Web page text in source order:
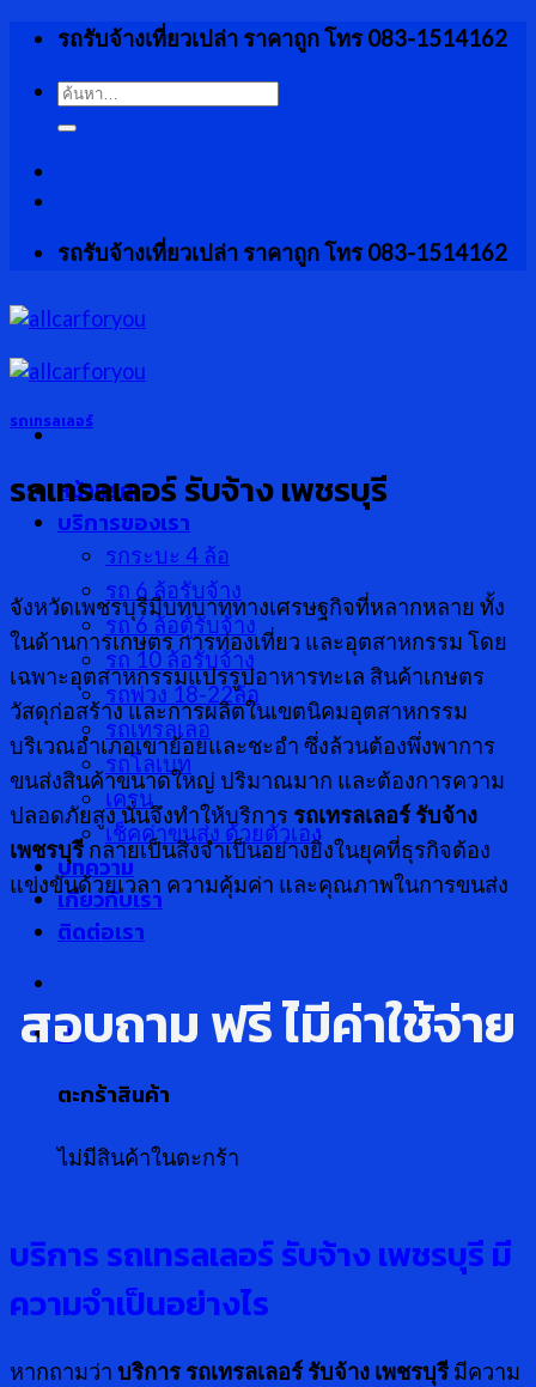
Skip
content
รถรับจ้างเที่ยวเปล่า ราคาถูก โทร 083-1514162
ค้นหา:
รถรับจ้างเที่ยวเปล่า ราคาถูก โทร 083-1514162
หน้าแรก
บริการของเรา
รกระบะ 4 ล้อ
รถ 6 ล้อรับจ้าง
รถ 6 ล้อตู้รับจ้าง
รถ 10 ล้อรับจ้าง
รถพ่วง 18-22ล้อ
รถเทรลเลอ
รถโลเบท
เครน
เช็คค่าขนส่ง ด้วยตัวเอง
บทความ
เกี่ยวกับเรา
ติดต่อเรา
0
ตะกร้าสินค้า
ไม่มีสินค้าในตะกร้า
รถเทรลเลอร์
รถเทรลเลอร์ รับจ้าง เพชรบุรี
จังหวัดเพชรบุรีมีบทบาททางเศรษฐกิจที่หลากหลาย ทั้ง
ในด้านการเกษตร การท่องเที่ยว และอุตสาหกรรม โดย
เฉพาะอุตสาหกรรมแปรรูปอาหารทะเล สินค้าเกษตร
วัสดุก่อสร้าง และการผลิตในเขตนิคมอุตสาหกรรม
บริเวณอำเภอเขาย้อยและชะอำ ซึ่งล้วนต้องพึ่งพาการ
ขนส่งสินค้าขนาดใหญ่ ปริมาณมาก และต้องการความ
ปลอดภัยสูง นั่นจึงทำให้บริการ รถเทรลเลอร์ รับจ้าง
เพชรบุรี กลายเป็นสิ่งจำเป็นอย่างยิ่งในยุคที่ธุรกิจต้อง
แข่งขันด้วยเวลา ความคุ้มค่า และคุณภาพในการขนส่ง
สอบถาม ฟรี ไ่มีค่าใช้จ่าย
บริการ รถเทรลเลอร์ รับจ้าง เพชรบุรี มี
ความจำเป็นอย่างไร
หากถามว่า บริการ รถเทรลเลอร์ รับจ้าง เพชรบุรี มีความ